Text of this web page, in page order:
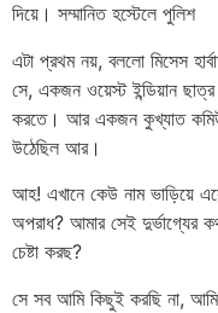
দিয়ে। সম্মানিত হস্টেলে পুলিশ
এটা প্রথম নয়, বললো মিসেস
সে, একজন ওয়েস্ট ইন্ডিয়ান
করতে। আর একজন কুখ্যাত
উঠেছিল আর।
আহ! এখানে কেউ নাম ভাড়িয়ে
অপরাধ? আমার সেই দুর্ভাগ্যের
চেষ্টা করছ?
সে সব আমি কিছুই করছি না, আমি